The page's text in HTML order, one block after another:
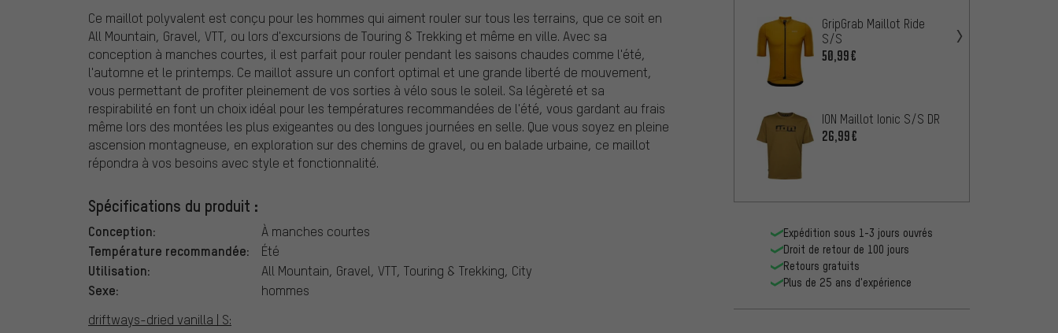
Ce maillot polyvalent est conçu pour les hommes qui aiment rouler sur tous les terrains, que ce soit en
All Mountain, Gravel, VTT, ou lors d'excursions de Touring & Trekking et même en ville. Avec sa
conception à manches courtes, il est parfait pour rouler pendant les saisons chaudes comme l'été,
l'automne et le printemps. Ce maillot assure un confort optimal et une grande liberté de mouvement,
vous permettant de profiter pleinement de vos sorties à vélo sous le soleil. Sa légèreté et sa
respirabilité en font un choix idéal pour les températures recommandées de l'été, vous gardant au frais
même lors des montées les plus exigeantes ou des longues journées en selle. Que vous soyez en pleine
ascension montagneuse, en exploration sur des chemins de gravel, ou en balade urbaine, ce maillot
répondra à vos besoins avec style et fonctionnalité.
Spécifications du produit :
Conception: À manches courtes
Température recommandée: Été
Utilisation: All Mountain, Gravel, VTT, Touring & Trekking, City
Sexe:
hommes
driftways-dried vanilla | S:
GripGrab Maillot Ride
S/S
50,99€
ION Maillot Ionic S/S DR
26,99€
Expédition sous 1-3 jours ouvrés
Droit de retour de 100 jours
Retours gratuits
Plus de 25 ans d'expérience